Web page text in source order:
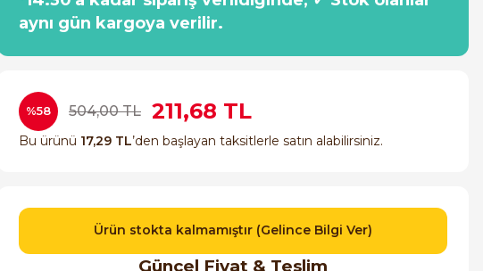
aynı gün kargoya verilir.
%58 504,00 TL 211,68 TL
Bu ürünü 17,29 TL’den başlayan taksitlerle satın alabilirsiniz.
Ürün stokta kalmamıştır (Gelince Bilgi Ver)
Güncel Fiyat & Teslim